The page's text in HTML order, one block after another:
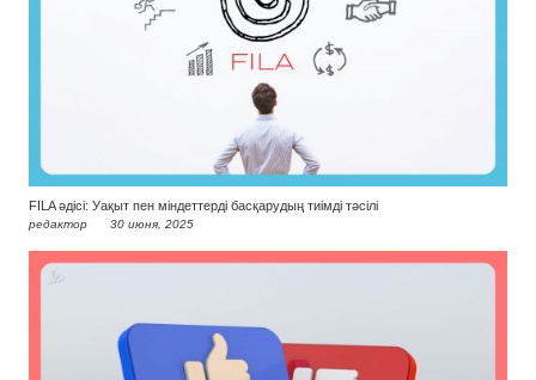
FILA әдісі: Уақыт пен міндеттерді басқарудың тиімді тәсілі
редактор 30 июня, 2025